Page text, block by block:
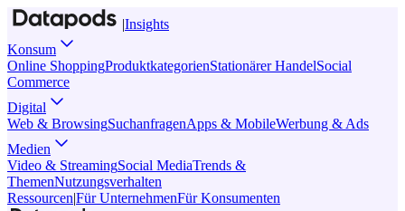
|Insights
Konsum
Online ShoppingProduktkategorienStationärer HandelSocial
Commerce
Digital
Web & BrowsingSuchanfragenApps & MobileWerbung & Ads
Medien
Video & StreamingSocial MediaTrends &
ThemenNutzungsverhalten
Ressourcen|Für UnternehmenFür Konsumenten